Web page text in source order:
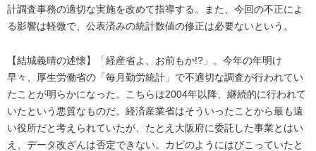
計調査事務の適切な実施を改めて指導する。また、今回の不正によ
る影響は軽微で、公表済みの統計数値の修正は必要ないという。
【結城義晴の述懐】「経産省よ、お前もか!?」。今年の年明け
早々、厚生労働省の「毎月勤労統計」で不適切な調査が行われてい
たことが明らかになった。こちらは2004年以降、継続的に行われて
いたという悪質なものだ。経済産業省はそういったことから最も遠
い役所だと考えられていたが、たとえ大阪府に委託した事業とはい
え、データ改ざんは否定できない。カビのようにはびこっていたと